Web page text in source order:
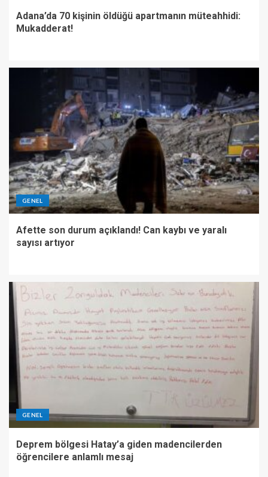
Adana’da 70 kişinin öldüğü apartmanın müteahhidi:
Mukadderat!
GENEL
Afette son durum açıklandı! Can kaybı ve yaralı
sayısı artıyor
GENEL
Deprem bölgesi Hatay’a giden madencilerden
öğrencilere anlamlı mesaj